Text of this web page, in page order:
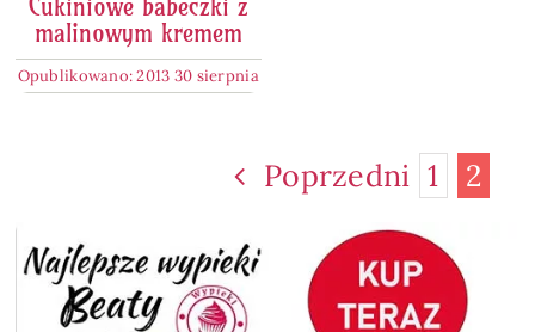
Cukiniowe babeczki z
malinowym kremem
Opublikowano: 2013 30 sierpnia
Poprzedni 1 2